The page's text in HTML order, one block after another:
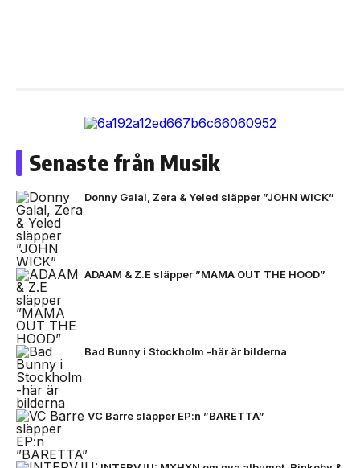
Senaste från Musik
Donny Galal, Zera & Yeled släpper ”JOHN WICK”
ADAAM & Z.E släpper ”MAMA OUT THE HOOD”
Bad Bunny i Stockholm -här är bilderna
VC Barre släpper EP:n ”BARETTA”